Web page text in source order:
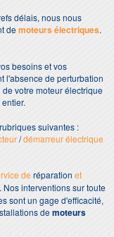
délais, nous nous
demoteurs électriques.
besoins et vos
l'absence de perturbation
votre moteur électrique
suivantes :
/démarreur électrique
de réparation et
. Nos interventions sur toute
sont un gage d'efficacité,
demoteurs